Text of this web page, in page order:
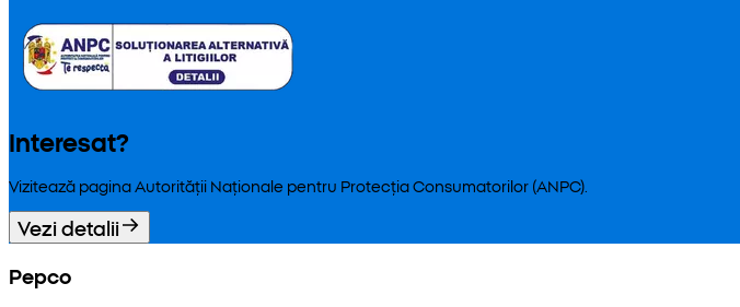
Interesat?
Vizitează pagina Autorității Naționale pentru Protecția Consumatorilor (ANPC).
Vezi detalii
Pepco